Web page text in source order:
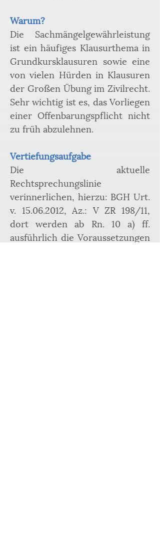
Warum?
Die Sachmängelgewährleistung
ist ein häufiges Klausurthema in
Grundkursklausuren sowie eine
von vielen Hürden in Klausuren
der Großen Übung im Zivilrecht.
Sehr wichtig ist es, das Vorliegen
einer Offenbarungspflicht nicht
zu früh abzulehnen.
Vertiefungsaufgabe
Die aktuelle
Rechtsprechungslinie
verinnerlichen, hierzu: BGH Urt.
v. 15.06.2012, Az.: V ZR 198/11,
dort werden ab Rn. 10 a) ff.
ausführlich die Voraussetzungen